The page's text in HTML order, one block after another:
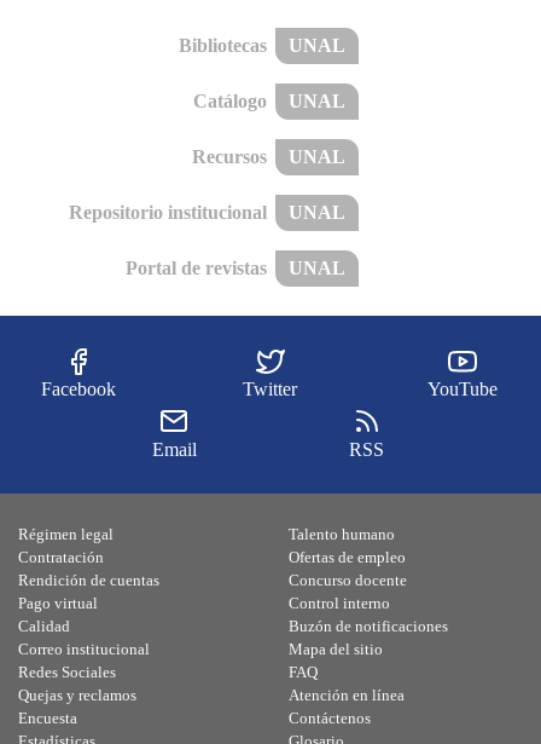
Bibliotecas UNAL
Catálogo UNAL
Recursos UNAL
Repositorio institucional UNAL
Portal de revistas UNAL
Facebook Twitter YouTube
Email RSS
Régimen legal
Contratación
Rendición de cuentas
Pago virtual
Calidad
Talento humano
Ofertas de empleo
Concurso docente
Control interno
Buzón de notificaciones
Correo institucional
Redes Sociales
Quejas y reclamos
Encuesta
Mapa del sitio
FAQ
Atención en línea
Contáctenos